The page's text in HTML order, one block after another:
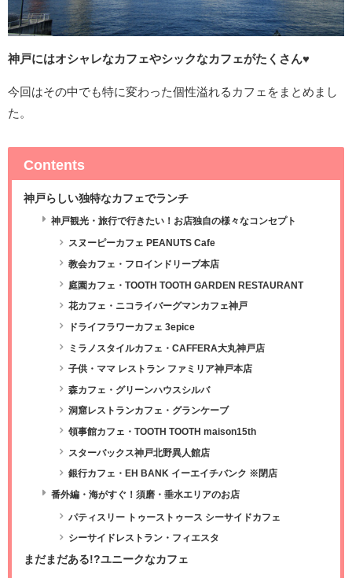
神戸にはオシャレなカフェやシックなカフェがたくさん♥
今回はその中でも特に変わった個性溢れるカフェをまとめまし
た。
Contents
神戸らしい独特なカフェでランチ
神戸観光・旅行で行きたい！お店独自の様々なコンセプト
スヌーピーカフェ PEANUTS Cafe
教会カフェ・フロインドリーブ本店
庭園カフェ・TOOTH TOOTH GARDEN RESTAURANT
花カフェ・ニコライバーグマンカフェ神戸
ドライフラワーカフェ 3epice
ミラノスタイルカフェ・CAFFERA大丸神戸店
子供・ママ レストラン ファミリア神戸本店
森カフェ・グリーンハウスシルバ
洞窟レストランカフェ・グランケーブ
領事館カフェ・TOOTH TOOTH maison15th
スターバックス神戸北野異人館店
銀行カフェ・EH BANK イーエイチバンク ※閉店
番外編・海がすぐ！須磨・垂水エリアのお店
パティスリー トゥーストゥース シーサイドカフェ
シーサイドレストラン・フィエスタ
まだまだある!?ユニークなカフェ